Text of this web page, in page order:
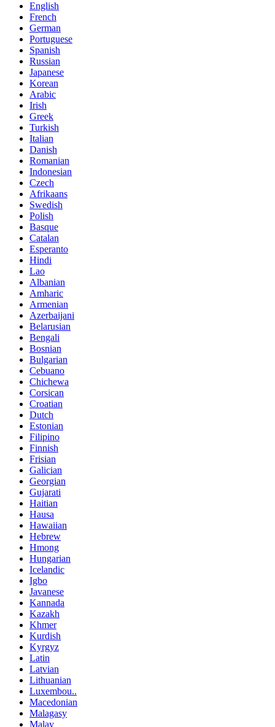
English
French
German
Portuguese
Spanish
Russian
Japanese
Korean
Arabic
Irish
Greek
Turkish
Italian
Danish
Romanian
Indonesian
Czech
Afrikaans
Swedish
Polish
Basque
Catalan
Esperanto
Hindi
Lao
Albanian
Amharic
Armenian
Azerbaijani
Belarusian
Bengali
Bosnian
Bulgarian
Cebuano
Chichewa
Corsican
Croatian
Dutch
Estonian
Filipino
Finnish
Frisian
Galician
Georgian
Gujarati
Haitian
Hausa
Hawaiian
Hebrew
Hmong
Hungarian
Icelandic
Igbo
Javanese
Kannada
Kazakh
Khmer
Kurdish
Kyrgyz
Latin
Latvian
Lithuanian
Luxembou..
Macedonian
Malagasy
Malay